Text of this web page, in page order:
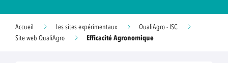
Accueil Les sites expérimentaux
QualiAgro - ISC
Site web QualiAgro
Efficacité Agronomique